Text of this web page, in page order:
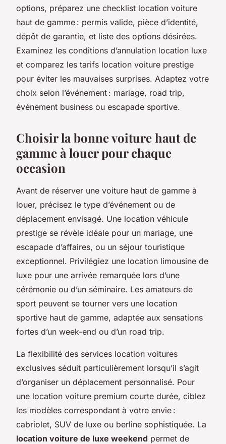
options, préparez une checklist location voiture
haut de gamme : permis valide, pièce d’identité,
dépôt de garantie, et liste des options désirées.
Examinez les conditions d’annulation location luxe
et comparez les tarifs location voiture prestige
pour éviter les mauvaises surprises. Adaptez votre
choix selon l’événement : mariage, road trip,
événement business ou escapade sportive.
Choisir la bonne voiture haut de
gamme à louer pour chaque
occasion
Avant de réserver une voiture haut de gamme à
louer, précisez le type d’événement ou de
déplacement envisagé. Une location véhicule
prestige se révèle idéale pour un mariage, une
escapade d’affaires, ou un séjour touristique
exceptionnel. Privilégiez une location limousine de
luxe pour une arrivée remarquée lors d’une
cérémonie ou d’un séminaire. Les amateurs de
sport peuvent se tourner vers une location
sportive haut de gamme, adaptée aux sensations
fortes d’un week-end ou d’un road trip.
La flexibilité des services location voitures
exclusives séduit particulièrement lorsqu’il s’agit
d’organiser un déplacement personnalisé. Pour
une location voiture premium courte durée, ciblez
les modèles correspondant à votre envie :
cabriolet, SUV de luxe ou berline sophistiquée. La
location voiture de luxe weekend permet de